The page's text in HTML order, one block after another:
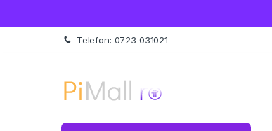
Treci la navigare
Sări la conținut Telefon: 0723 031021